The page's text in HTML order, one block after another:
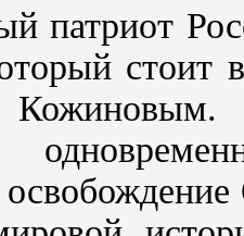
патриот